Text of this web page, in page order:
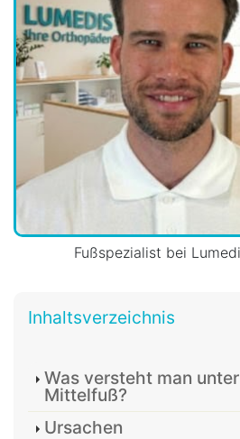
Fußspezialist bei
Inhaltsverzeichnis
Was versteht man
Mittelfuß?
Ursachen